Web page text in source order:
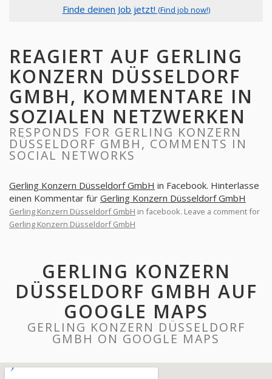
Finde deinen Job jetzt! (Find job now!)
REAGIERT AUF GERLING
KONZERN DÜSSELDORF
GMBH, KOMMENTARE IN
SOZIALEN NETZWERKEN
RESPONDS FOR GERLING KONZERN
DÜSSELDORF GMBH, COMMENTS IN
SOCIAL NETWORKS
Gerling Konzern Düsseldorf GmbH in Facebook. Hinterlasse
einen Kommentar für Gerling Konzern Düsseldorf GmbH
Gerling Konzern Düsseldorf GmbH in facebook. Leave a comment for
Gerling Konzern Düsseldorf GmbH
GERLING KONZERN
DÜSSELDORF GMBH AUF
GOOGLE MAPS
GERLING KONZERN DÜSSELDORF
GMBH ON GOOGLE MAPS